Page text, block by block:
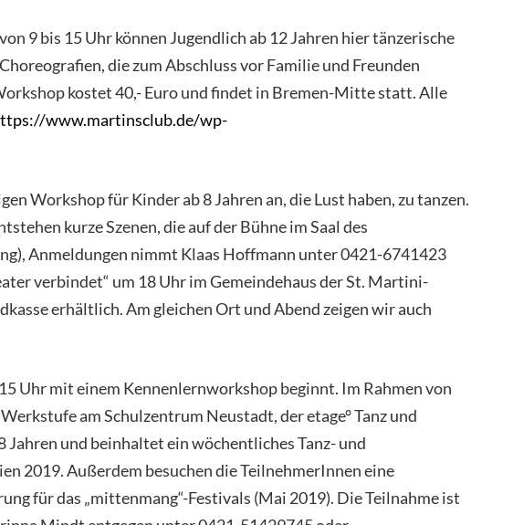
9 bis 15 Uhr können Jugendlich ab 12 Jahren hier tänzerische
die zum Abschluss vor Familie und Freunden
kostet 40,- Euro und findet in Bremen-Mitte statt. Alle
www.martinsclub.de/wp-
Workshop für Kinder ab 8 Jahren an, die Lust haben, zu tanzen.
kurze Szenen, die auf der Bühne im Saal des
Anmeldungen nimmt Klaas Hoffmann unter 0421-6741423
verbindet“ um 18 Uhr im Gemeindehaus der St. Martini-
erhältlich. Am gleichen Ort und Abend zeigen wir auch
Uhr mit einem Kennenlernworkshop beginnt. Im Rahmen von
am Schulzentrum Neustadt, der etage° Tanz und
und beinhaltet ein wöchentliches Tanz- und
2019. Außerdem besuchen die TeilnehmerInnen eine
für das „mittenmang“-Festivals (Mai 2019). Die Teilnahme ist